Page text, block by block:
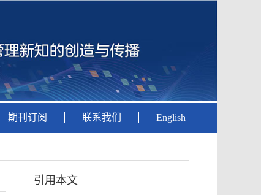
期刊订阅 联系我们 English
引用本文